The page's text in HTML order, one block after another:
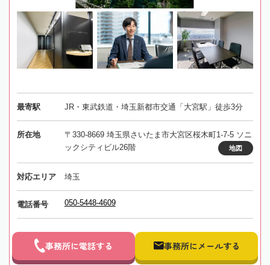
最寄駅 JR・東武鉄道・埼玉新都市交通「大宮駅」徒歩3分
所在地
〒330-8669 埼玉県さいたま市大宮区桜木町1-7-5 ソニ
ックシティビル26階
地図
対応エリア 埼玉
電話番号 050-5448-4609
事務所に電話する 事務所にメールする